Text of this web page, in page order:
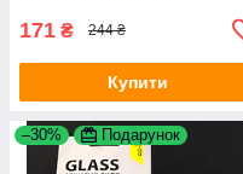
171 ₴ 244 ₴
Купити
–30% Подарунок